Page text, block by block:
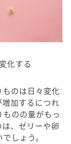
化する
のは日々変化
加するにつれ
のの量がもっ
、ゼリーや卵
しょう。